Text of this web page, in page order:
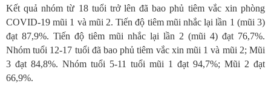
Kết quả nhóm từ 18 tuổi trở lên đã bao phủ tiêm vắc xin phòng
COVID-19 mũi 1 và mũi 2. Tiến độ tiêm mũi nhắc lại lần 1 (mũi 3)
đạt 87,9%. Tiến độ tiêm mũi nhắc lại lần 2 (mũi 4) đạt 76,7%.
Nhóm tuổi 12-17 tuổi đã bao phủ tiêm vắc xin mũi 1 và mũi 2; Mũi
3 đạt 84,8%. Nhóm tuổi 5-11 tuổi mũi 1 đạt 94,7%; Mũi 2 đạt
66,9%.